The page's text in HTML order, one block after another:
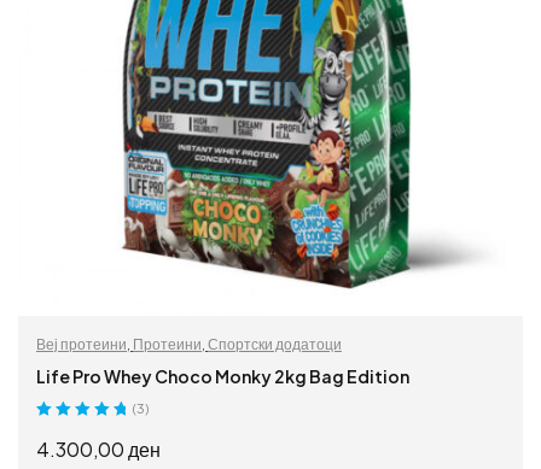
Веј протеини Протеини Спортски додатоци
Life Pro Whey Choco Monky 2kg Bag Edition
од 5
(3)
4.300,00 ден